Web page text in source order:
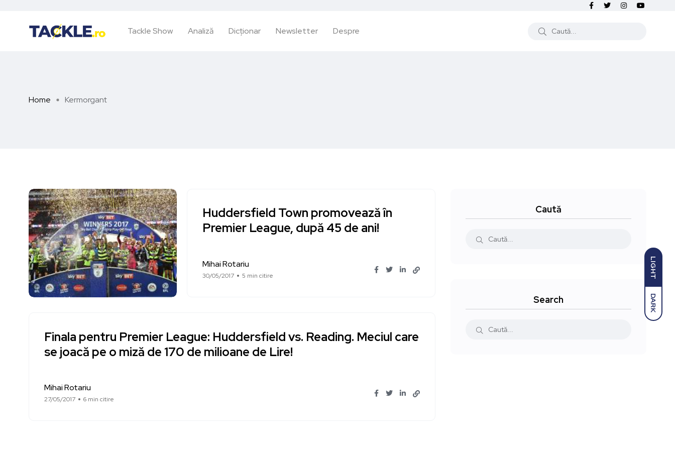
LIGHT
DARK
Tackle Show Analiză Dicționar Newsletter Despre
Home Kermorgant
Huddersfield Town promovează în
Premier League, după 45 de ani!
Mihai Rotariu
30/05/2017 5 min citire
Finala pentru Premier League: Huddersfield vs. Reading. Meciul care
se joacă pe o miză de 170 de milioane de Lire!
Mihai Rotariu
27/05/2017 6 min citire
Caută
Search